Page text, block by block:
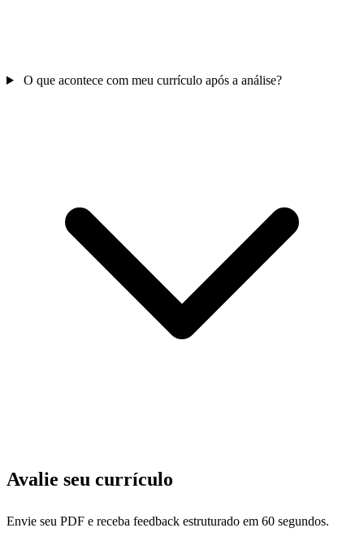
O que acontece com meu currículo após a análise?
Avalie seu currículo
Envie seu PDF e receba feedback estruturado em 60 segundos.